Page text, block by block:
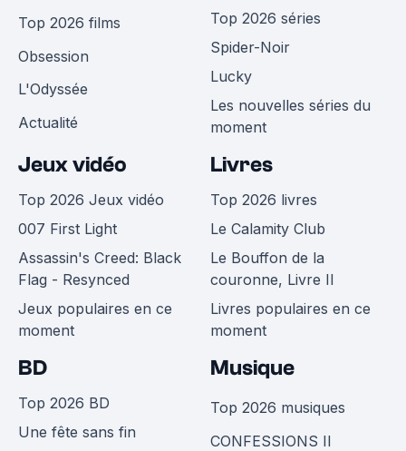
Top 2026 films
Obsession
L'Odyssée
Actualité
Top 2026 séries
Spider-Noir
Lucky
Les nouvelles séries du
moment
Jeux vidéo
Top 2026 Jeux vidéo
007 First Light
Assassin's Creed: Black
Flag - Resynced
Jeux populaires en ce
moment
Livres
Top 2026 livres
Le Calamity Club
Le Bouffon de la
couronne, Livre II
Livres populaires en ce
moment
BD
Top 2026 BD
Une fête sans fin
Musique
Top 2026 musiques
CONFESSIONS II